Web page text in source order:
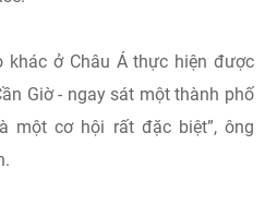
khác ở Châu Á thực hiện được
Giờ - ngay sát một thành phố
một cơ hội rất đặc biệt”, ông